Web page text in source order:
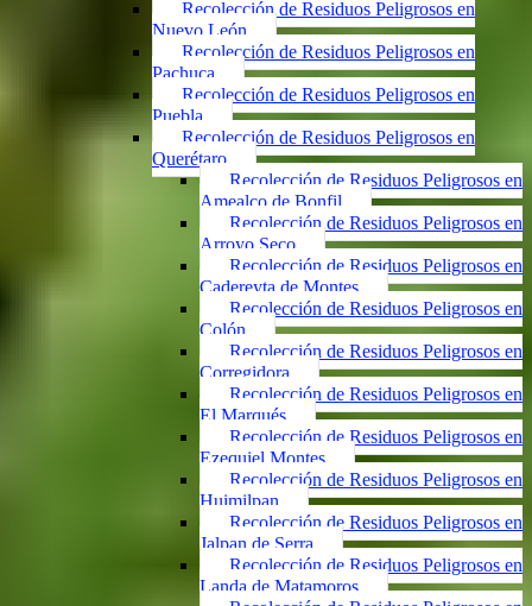
Recolección de Residuos Peligrosos en
Nuevo León
Recolección de Residuos Peligrosos en
Pachuca
Recolección de Residuos Peligrosos en
Puebla
Recolección de Residuos Peligrosos en
Querétaro
Recolección de Residuos Peligrosos en
Amealco de Bonfil
Recolección de Residuos Peligrosos en
Arroyo Seco
Recolección de Residuos Peligrosos en
Cadereyta de Montes
Recolección de Residuos Peligrosos en
Colón
Recolección de Residuos Peligrosos en
Corregidora
Recolección de Residuos Peligrosos en
El Marqués
Recolección de Residuos Peligrosos en
Ezequiel Montes
Recolección de Residuos Peligrosos en
Huimilpan
Recolección de Residuos Peligrosos en
Jalpan de Serra
Recolección de Residuos Peligrosos en
Landa de Matamoros